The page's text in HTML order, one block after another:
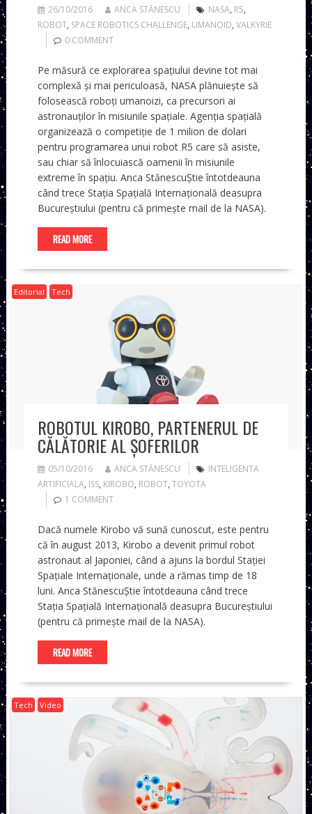
26/10/2016 ANCA STĂNESCU NASA, R5,
ROBOT, SPACE ROBOTICS CHALLENGE, UMANOID, VALKYRIE
0 COMMENT
Pe măsură ce explorarea spațiului devine tot mai
complexă și mai periculoasă, NASA plănuiește să
folosească roboți umanoizi, ca precursori ai
astronauților în misiunile spațiale. Agenția spațială
organizează o competiție de 1 milion de dolari
pentru programarea unui robot R5 care să asiste,
sau chiar să înlocuiască oamenii în misiunile
extreme în spațiu. Anca StănescuȘtie întotdeauna
când trece Stația Spațială Internațională deasupra
Bucureștiului (pentru că primește mail de la NASA).
READ MORE
Editorial Tech
ROBOTUL KIROBO, PARTENERUL DE
CĂLĂTORIE AL ȘOFERILOR
05/10/2016 ANCA STĂNESCU
INTELIGENTA
ARTIFICIALA, ISS, KIROBO, ROBOT, TOYOTA
1 COMMENT
Dacă numele Kirobo vă sună cunoscut, este pentru
că în august 2013, Kirobo a devenit primul robot
astronaut al Japoniei, când a ajuns la bordul Stației
Spațiale Internaționale, unde a rămas timp de 18
luni. Anca StănescuȘtie întotdeauna când trece
Stația Spațială Internațională deasupra Bucureștiului
(pentru că primește mail de la NASA).
READ MORE
Tech Video